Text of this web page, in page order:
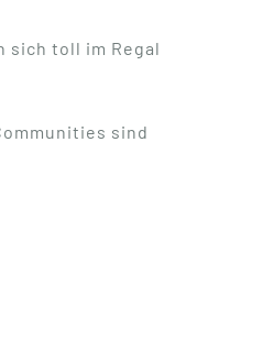
sich toll im Regal
sind